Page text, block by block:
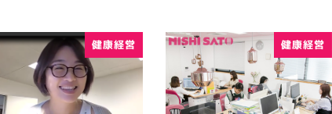
健康経営 健康経営